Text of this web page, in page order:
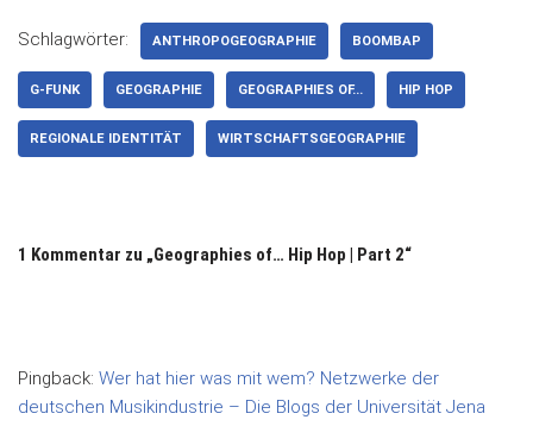
Schlagwörter: ANTHROPOGEOGRAPHIE BOOMBAP
G-FUNK GEOGRAPHIE GEOGRAPHIES OF... HIP HOP
REGIONALE IDENTITÄT WIRTSCHAFTSGEOGRAPHIE
1 Kommentar zu „Geographies of… Hip Hop | Part 2“
Pingback: Wer hat hier was mit wem? Netzwerke der
deutschen Musikindustrie – Die Blogs der Universität Jena